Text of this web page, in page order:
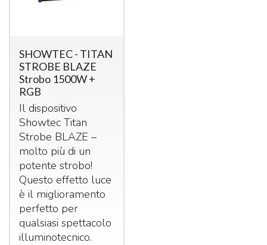
SHOWTEC - TITAN
STROBE BLAZE
Strobo 1500W +
RGB
Il dispositivo
Showtec Titan
Strobe BLAZE –
molto più di un
potente strobo!
Questo effetto luce
è il miglioramento
perfetto per
qualsiasi spettacolo
illuminotecnico.